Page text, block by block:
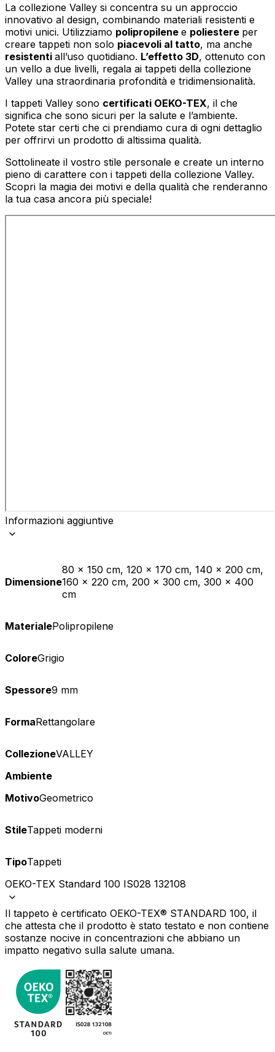
La collezione Valley si concentra su un approccio
innovativo al design, combinando materiali resistenti e
motivi unici. Utilizziamo polipropilene e poliestere per
creare tappeti non solo piacevoli al tatto, ma anche
resistenti all’uso quotidiano. L’effetto 3D, ottenuto con
un vello a due livelli, regala ai tappeti della collezione
Valley una straordinaria profondità e tridimensionalità.
I tappeti Valley sono certificati OEKO-TEX, il che
significa che sono sicuri per la salute e l’ambiente.
Potete star certi che ci prendiamo cura di ogni dettaglio
per offrirvi un prodotto di altissima qualità.
Sottolineate il vostro stile personale e create un interno
pieno di carattere con i tappeti della collezione Valley.
Scopri la magia dei motivi e della qualità che renderanno
la tua casa ancora più speciale!
Informazioni aggiuntive
Dimensione
80 x 150 cm, 120 x 170 cm, 140 x 200 cm,
160 x 220 cm, 200 x 300 cm, 300 x 400
cm
MaterialePolipropilene
ColoreGrigio
Spessore9 mm
FormaRettangolare
CollezioneVALLEY
Ambiente
MotivoGeometrico
StileTappeti moderni
TipoTappeti
OEKO-TEX Standard 100 IS028 132108
Il tappeto è certificato OEKO-TEX® STANDARD 100, il
che attesta che il prodotto è stato testato e non contiene
sostanze nocive in concentrazioni che abbiano un
impatto negativo sulla salute umana.